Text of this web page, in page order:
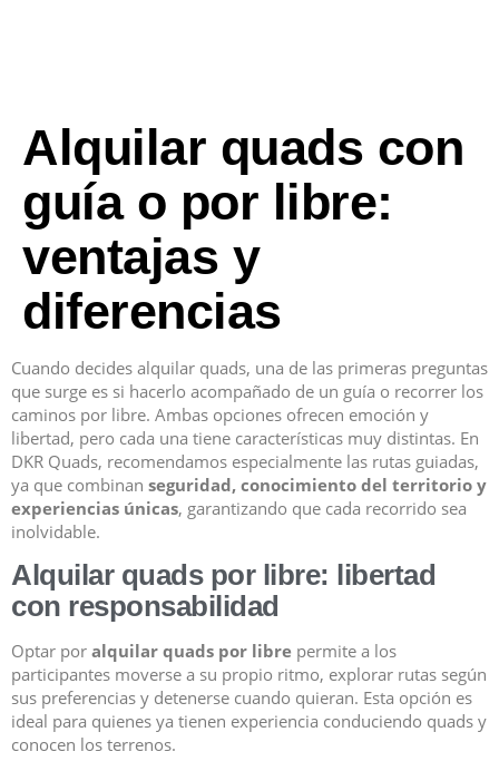
Alquilar quads con
guía o por libre:
ventajas y
diferencias
Cuando decides alquilar quads, una de las primeras preguntas
que surge es si hacerlo acompañado de un guía o recorrer los
caminos por libre. Ambas opciones ofrecen emoción y
libertad, pero cada una tiene características muy distintas. En
DKR Quads, recomendamos especialmente las rutas guiadas,
ya que combinan seguridad, conocimiento del territorio y
experiencias únicas, garantizando que cada recorrido sea
inolvidable.
Alquilar quads por libre: libertad
con responsabilidad
Optar por alquilar quads por libre permite a los
participantes moverse a su propio ritmo, explorar rutas según
sus preferencias y detenerse cuando quieran. Esta opción es
ideal para quienes ya tienen experiencia conduciendo quads y
conocen los terrenos.